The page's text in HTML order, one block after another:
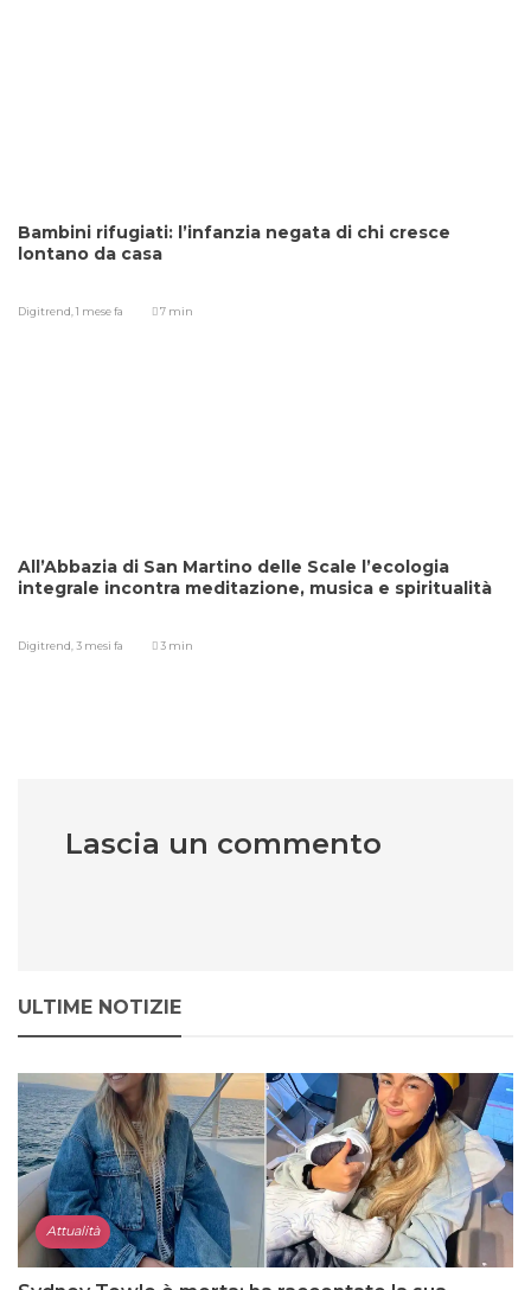
Bambini rifugiati: l’infanzia negata di chi cresce
lontano da casa
Digitrend,1 mese fa 7 min
All’Abbazia di San Martino delle Scale l’ecologia
integrale incontra meditazione, musica e spiritualità
Digitrend,3 mesi fa 3 min
Lascia un commento
ULTIME NOTIZIE
Attualità